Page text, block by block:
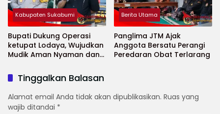
Kabupaten Sukabumi
Bupati Dukung Operasi
ketupat Lodaya, Wujudkan
Mudik Aman Nyaman dan
Berita Utama
Panglima JTM Ajak
Anggota Bersatu Perangi
Peredaran Obat Terlarang
Tinggalkan Balasan
Alamat email Anda tidak akan dipublikasikan. Ruas yang
wajib ditandai *